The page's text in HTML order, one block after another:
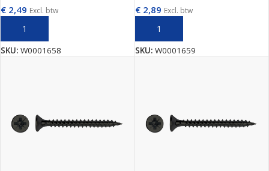
€ 2,49 Excl. btw
SKU: W0001658
€2,89 Excl. btw
SKU: W0001659